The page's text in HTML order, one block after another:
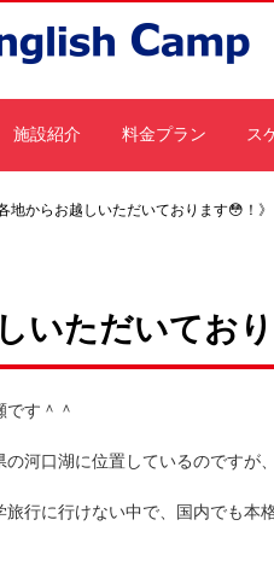
施設紹介 料金プラン ス
地からお越しいただいております😳！》
いただいてお
す＾＾
河口湖に位置しているのですが
行に行けない中で、国内でも本